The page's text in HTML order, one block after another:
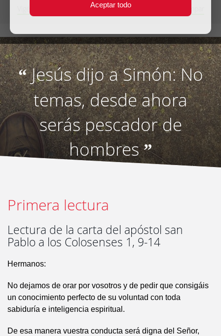
Aceptar todo
Vigésimo segunda Semana del Tiempo Ordinario - Año Impar
“Jesús dijo a Simón: No
temas, desde ahora
serás pescador de
hombres”
Primera lectura
Lectura de la carta del apóstol san
Pablo a los Colosenses 1, 9-14
Hermanos:
No dejamos de orar por vosotros y de pedir que consigáis
un conocimiento perfecto de su voluntad con toda
sabiduría e inteligencia espiritual.
De esa manera vuestra conducta será digna del Señor,